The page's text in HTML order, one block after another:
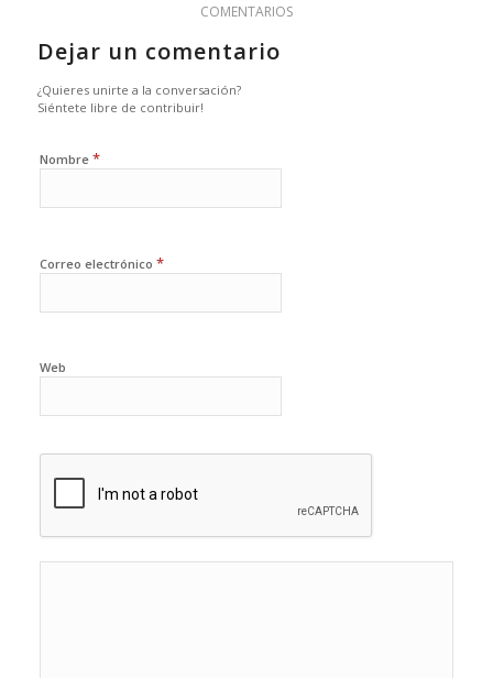
COMENTARIOS
Dejar un comentario
¿Quieres unirte a la conversación?
Siéntete libre de contribuir!
Nombre *
Correo electrónico *
Web